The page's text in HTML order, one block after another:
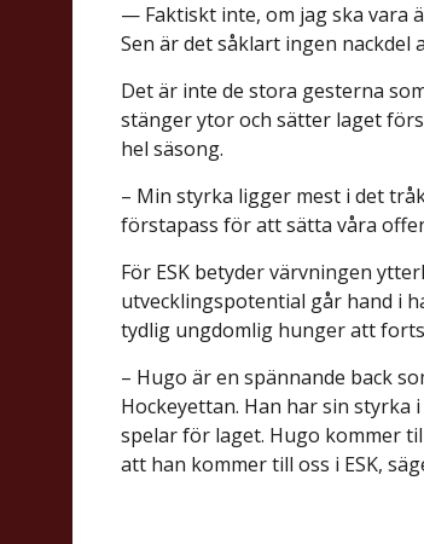
— Faktiskt inte, om jag ska vara
Sen är det såklart ingen nackdel
Det är inte de stora gesterna
stänger ytor och sätter laget
hel säsong.
– Min styrka ligger mest i det
förstapass för att sätta våra
För ESK betyder värvningen
utvecklingspotential går hand i
tydlig ungdomlig hunger att
– Hugo är en spännande back
Hockeyettan. Han har sin styrka
spelar för laget. Hugo kommer
att han kommer till oss i ESK,